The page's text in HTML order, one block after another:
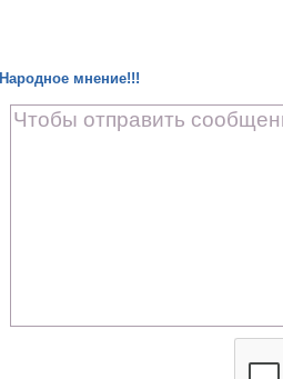
Народное мнение!!!